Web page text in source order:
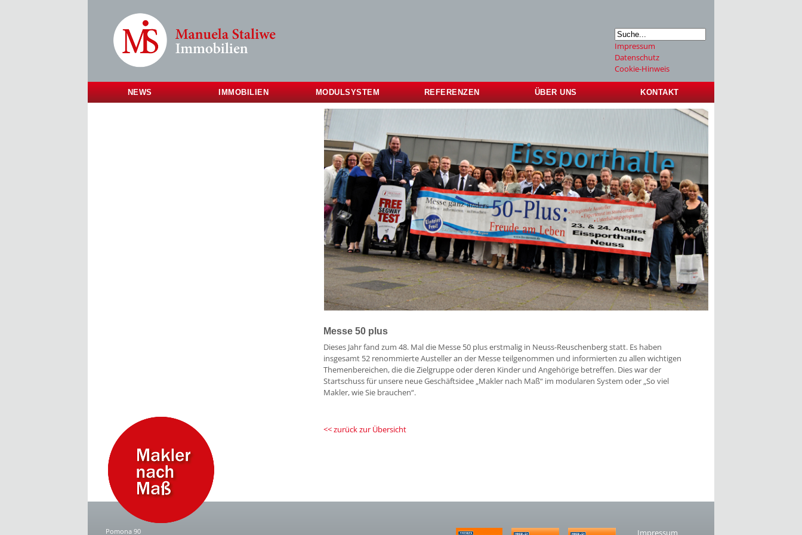
Impressum
Datenschutz
Cookie-Hinweis
NEWS IMMOBILIEN MODULSYSTEM REFERENZEN ÜBER UNS KONTAKT
Messe 50 plus
Dieses Jahr fand zum 48. Mal die Messe 50 plus erstmalig in Neuss-Reuschenberg statt. Es haben
insgesamt 52 renommierte Austeller an der Messe teilgenommen und informierten zu allen wichtigen
Themenbereichen, die die Zielgruppe oder deren Kinder und Angehörige betreffen. Dies war der
Startschuss für unsere neue Geschäftsidee „Makler nach Maß“ im modularen System oder „So viel
Makler, wie Sie brauchen“.
<< zurück zur Übersicht
Pomona 90 Impressum